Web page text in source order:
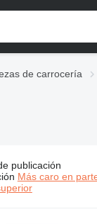
de carrocería
MX$160,000
publicación
Más caro en